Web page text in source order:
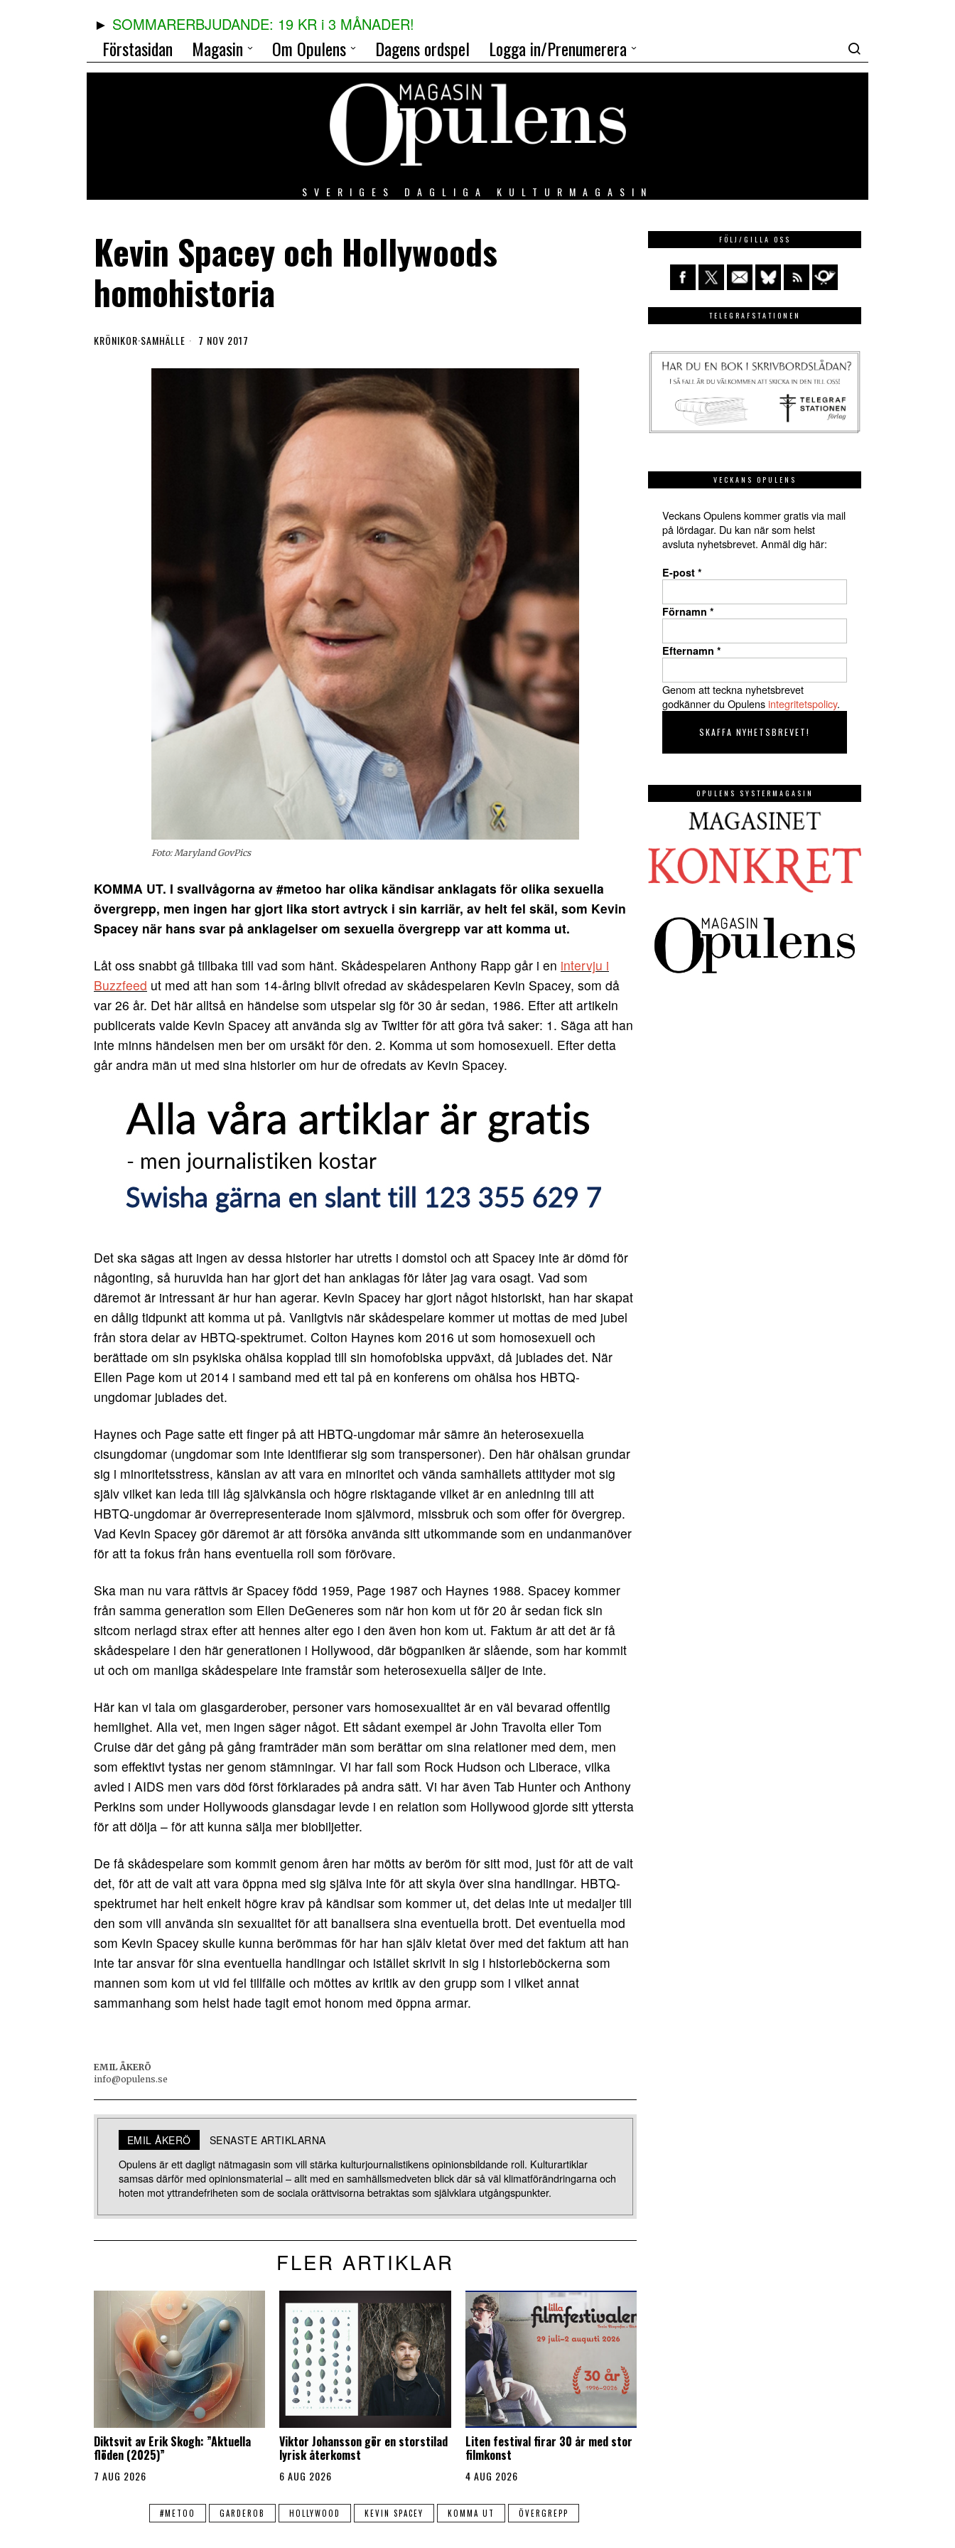
SOMMARERBJUDANDE: 19 KR i 3 MÅNADER!
Förstasidan Magasin Om Opulens Dagens ordspel Logga in/Prenumerera
SVERIGES DAGLIGA KULTURMAGASIN
Kevin Spacey och Hollywoods
homohistoria
KRÖNIKOR·SAMHÄLLE 7 NOV 2017
Foto: Maryland GovPics
KOMMA UT. I svallvågorna av #metoo har olika kändisar anklagats för olika sexuella
övergrepp, men ingen har gjort lika stort avtryck i sin karriär, av helt fel skäl, som Kevin
Spacey när hans svar på anklagelser om sexuella övergrepp var att komma ut.
Låt oss snabbt gå tillbaka till vad som hänt. Skådespelaren Anthony Rapp går i en intervju i
Buzzfeed ut med att han som 14-åring blivit ofredad av skådespelaren Kevin Spacey, som då
var 26 år. Det här alltså en händelse som utspelar sig för 30 år sedan, 1986. Efter att artikeln
publicerats valde Kevin Spacey att använda sig av Twitter för att göra två saker: 1. Säga att han
inte minns händelsen men ber om ursäkt för den. 2. Komma ut som homosexuell. Efter detta
går andra män ut med sina historier om hur de ofredats av Kevin Spacey.
Det ska sägas att ingen av dessa historier har utretts i domstol och att Spacey inte är dömd för
någonting, så huruvida han har gjort det han anklagas för låter jag vara osagt. Vad som
däremot är intressant är hur han agerar. Kevin Spacey har gjort något historiskt, han har skapat
en dålig tidpunkt att komma ut på. Vanligtvis när skådespelare kommer ut mottas de med jubel
från stora delar av HBTQ-spektrumet. Colton Haynes kom 2016 ut som homosexuell och
berättade om sin psykiska ohälsa kopplad till sin homofobiska uppväxt, då jublades det. När
Ellen Page kom ut 2014 i samband med ett tal på en konferens om ohälsa hos HBTQ-
ungdomar jublades det.
Haynes och Page satte ett finger på att HBTQ-ungdomar mår sämre än heterosexuella
cisungdomar (ungdomar som inte identifierar sig som transpersoner). Den här ohälsan grundar
sig i minoritetsstress, känslan av att vara en minoritet och vända samhällets attityder mot sig
själv vilket kan leda till låg självkänsla och högre risktagande vilket är en anledning till att
HBTQ-ungdomar är överrepresenterade inom självmord, missbruk och som offer för övergrep.
Vad Kevin Spacey gör däremot är att försöka använda sitt utkommande som en undanmanöver
för att ta fokus från hans eventuella roll som förövare.
Ska man nu vara rättvis är Spacey född 1959, Page 1987 och Haynes 1988. Spacey kommer
från samma generation som Ellen DeGeneres som när hon kom ut för 20 år sedan fick sin
sitcom nerlagd strax efter att hennes alter ego i den även hon kom ut. Faktum är att det är få
skådespelare i den här generationen i Hollywood, där bögpaniken är slående, som har kommit
ut och om manliga skådespelare inte framstår som heterosexuella säljer de inte.
Här kan vi tala om glasgarderober, personer vars homosexualitet är en väl bevarad offentlig
hemlighet. Alla vet, men ingen säger något. Ett sådant exempel är John Travolta eller Tom
Cruise där det gång på gång framträder män som berättar om sina relationer med dem, men
som effektivt tystas ner genom stämningar. Vi har fall som Rock Hudson och Liberace, vilka
avled i AIDS men vars död först förklarades på andra sätt. Vi har även Tab Hunter och Anthony
Perkins som under Hollywoods glansdagar levde i en relation som Hollywood gjorde sitt yttersta
för att dölja – för att kunna sälja mer biobiljetter.
De få skådespelare som kommit genom åren har mötts av beröm för sitt mod, just för att de valt
det, för att de valt att vara öppna med sig själva inte för att skyla över sina handlingar. HBTQ-
spektrumet har helt enkelt högre krav på kändisar som kommer ut, det delas inte ut medaljer till
den som vill använda sin sexualitet för att banalisera sina eventuella brott. Det eventuella mod
som Kevin Spacey skulle kunna berömmas för har han själv kletat över med det faktum att han
inte tar ansvar för sina eventuella handlingar och istället skrivit in sig i historieböckerna som
mannen som kom ut vid fel tillfälle och möttes av kritik av den grupp som i vilket annat
sammanhang som helst hade tagit emot honom med öppna armar.
EMIL ÅKERÖ
info@opulens.se
EMIL ÅKERÖ SENASTE ARTIKLARNA
Opulens är ett dagligt nätmagasin som vill stärka kulturjournalistikens opinionsbildande roll. Kulturartiklar
samsas därför med opinionsmaterial – allt med en samhällsmedveten blick där så väl klimatförändringarna och
hoten mot yttrandefriheten som de sociala orättvisorna betraktas som självklara utgångspunkter.
FLER ARTIKLAR
Diktsvit av Erik Skogh: ”Aktuella
flöden (2025)”
7 AUG 2026
Viktor Johansson gör en storstilad
lyrisk återkomst
6 AUG 2026
Liten festival firar 30 år med stor
filmkonst
4 AUG 2026
#METOO GARDEROB HOLLYWOOD KEVIN SPACEY KOMMA UT ÖVERGREPP
FÖLJ/GILLA OSS
TELEGRAFSTATIONEN
VECKANS OPULENS
Veckans Opulens kommer gratis via mail
på lördagar. Du kan när som helst
avsluta nyhetsbrevet. Anmäl dig här:
E-post *
Förnamn *
Efternamn *
Genom att teckna nyhetsbrevet
godkänner du Opulensintegritetspolicy.
OPULENS SYSTERMAGASIN